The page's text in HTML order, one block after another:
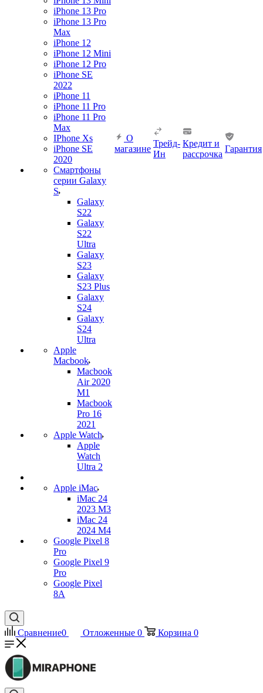
iPhone 13 Pro
iPhone 13 Pro
Max
iPhone 12
iPhone 12 Mini
iPhone 12 Pro
iPhone SE
2022
iPhone 11
iPhone 11 Pro
iPhone 11 Pro
Max
IPhone Xs
iPhone SE
2020
Смартфоны
серии Galaxy
S
Galaxy
S22
Galaxy
S22
Ultra
Galaxy
S23
Galaxy
S23 Plus
Galaxy
S24
Galaxy
S24
Ultra
Apple
Macbook
Macbook
Air 2020
M1
Macbook
Pro 16
2021
Apple Watch
Apple
Watch
Ultra 2
Apple iMac
iMac 24
2023 M3
iMac 24
2024 M4
Google Pixel 8
Pro
Google Pixel 9
Pro
Google Pixel
8A
О
магазине
Трейд-
Ин
Кредит и
рассрочка
Гарантия
Сравнение0 Отложенные 0 Корзина 0